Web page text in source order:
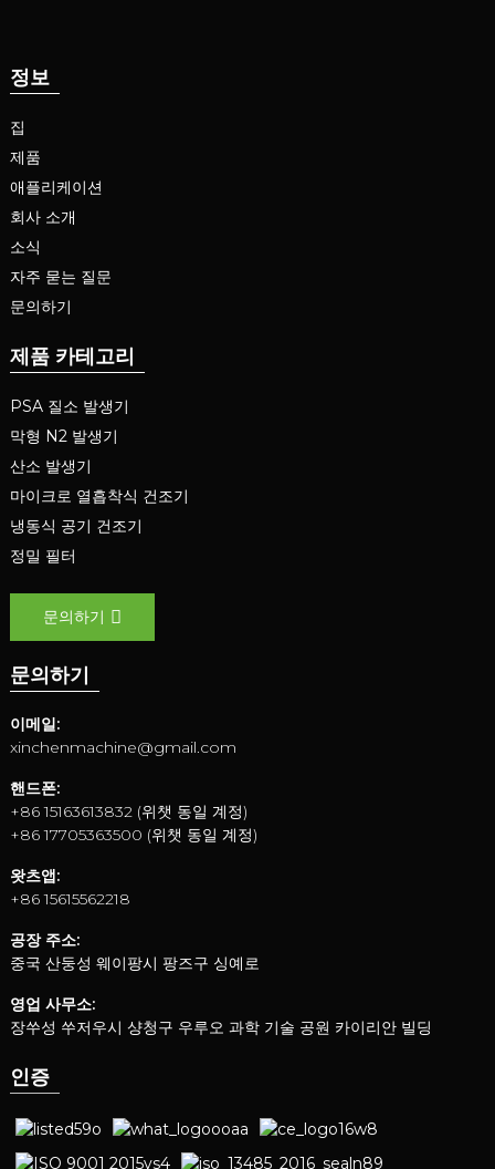
정보
집
제품
애플리케이션
회사 소개
소식
자주 묻는 질문
문의하기
제품 카테고리
PSA 질소 발생기
막형 N2 발생기
산소 발생기
마이크로 열흡착식 건조기
냉동식 공기 건조기
정밀 필터
문의하기
문의하기
이메일:
xinchenmachine@gmail.com
핸드폰:
+86 15163613832 (위챗 동일 계정)
+86 17705363500 (위챗 동일 계정)
왓츠앱:
+86 15615562218
공장 주소:
중국 산둥성 웨이팡시 팡즈구 싱예로
영업 사무소:
장쑤성 쑤저우시 샹청구 우루오 과학 기술 공원 카이리안 빌딩
인증